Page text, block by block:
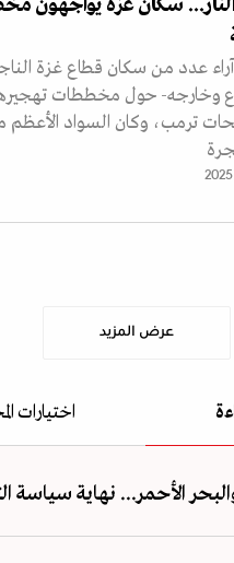
عدد من سكان قطاع غزة
وخارجه- حول مخططات
ترمب، وكان السواد الأعظم
عرض المزيد
اختيارات
الأحمر... نهاية سياسة